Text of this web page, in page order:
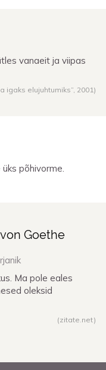
vanaeit ja viipas
igaks elujuhtumiks”, 2001)
põhivorme.
Goethe
Ma pole eales
oleksid
(zitate.net)